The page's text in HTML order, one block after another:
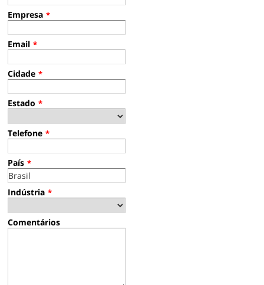
Empresa *
Email *
Cidade *
Estado *
Telefone *
País *
Indústria *
Comentários